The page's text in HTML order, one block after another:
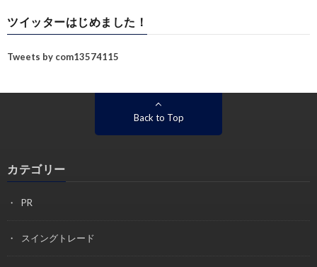
ツイッターはじめました！
Tweets by com13574115
Back to Top
カテゴリー
PR
スイングトレード